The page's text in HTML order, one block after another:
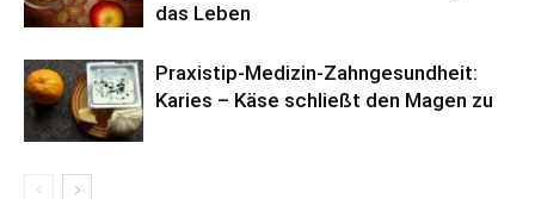
das Leben
Praxistip-Medizin-Zahngesundheit:
Karies – Käse schließt den Magen zu